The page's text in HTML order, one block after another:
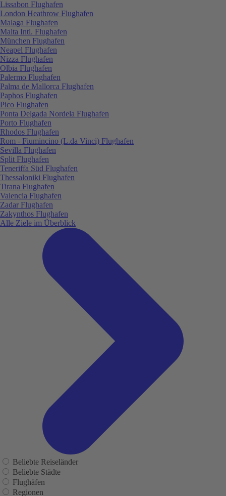
Lissabon Flughafen
London Heathrow Flughafen
Malaga Flughafen
Malta Intl. Flughafen
München Flughafen
Neapel Flughafen
Nizza Flughafen
Olbia Flughafen
Palermo Flughafen
Palma de Mallorca Flughafen
Paphos Flughafen
Pico Flughafen
Ponta Delgada Nordela Flughafen
Porto Flughafen
Rhodos Flughafen
Rom - Fiumincino (L.da Vinci) Flughafen
Sevilla Flughafen
Split Flughafen
Teneriffa Süd Flughafen
Thessaloniki Flughafen
Tirana Flughafen
Valencia Flughafen
Zadar Flughafen
Zakynthos Flughafen
Alle Ziele im Überblick
Beliebte Reiseländer
Beliebte Städte
Flughäfen
Regionen